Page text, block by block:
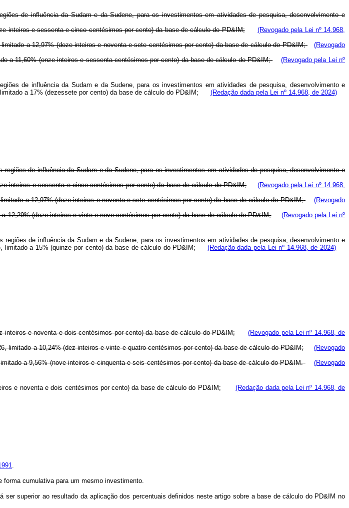
de influência da Sudam e da Sudene, para os investimentos em atividades de pesquisa, desenvolvimento e
inteiros e sessenta e cinco centésimos por cento) da base de cálculo do PD&IM;
(Revogado pela Lei nº 14.968,
a 12,97% (doze inteiros e noventa e sete centésimos por cento) da base de cálculo do PD&IM;
(Revogado
a 11,60% (onze inteiros e sessenta centésimos por cento) da base de cálculo do PD&IM;
(Revogado pela Lei nº
de influência da Sudam e da Sudene, para os investimentos em atividades de pesquisa, desenvolvimento e
a 17% (dezessete por cento) da base de cálculo do PD&IM;
(Redação dada pela Lei nº 14.968, de 2024)
de influência da Sudam e da Sudene, para os investimentos em atividades de pesquisa, desenvolvimento e
inteiros e sessenta e cinco centésimos por cento) da base de cálculo do PD&IM;
(Revogado pela Lei nº 14.968,
a 12,97% (doze inteiros e noventa e sete centésimos por cento) da base de cálculo do PD&IM;
(Revogado
(doze inteiros e vinte e nove centésimos por cento) da base de cálculo do PD&IM;
(Revogado pela Lei nº
de influência da Sudam e da Sudene, para os investimentos em atividades de pesquisa, desenvolvimento e
limitado a 15% (quinze por cento) da base de cálculo do PD&IM; (Redação dada pela Lei nº 14.968, de 2024)
e noventa e dois centésimos por cento) da base de cálculo do PD&IM;
(Revogado pela Lei nº 14.968, de
limitado a 10,24% (dez inteiros e vinte e quatro centésimos por cento) da base de cálculo do PD&IM;
(Revogado
a 9,56% (nove inteiros e cinquenta e seis centésimos por cento) da base de cálculo do PD&IM.
(Revogado
e noventa e dois centésimos por cento) da base de cálculo do PD&IM;
(Redação dada pela Lei nº 14.968, de
.
cumulativa para um mesmo investimento.
ser superior ao resultado da aplicação dos percentuais definidos neste artigo sobre a base de cálculo do PD&IM no